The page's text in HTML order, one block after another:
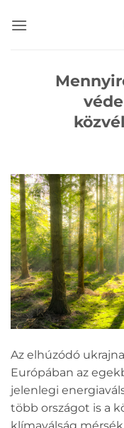
Az elhúzódó
Európában az
jelenlegi
több országot is a